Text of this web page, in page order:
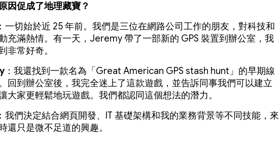
因促成了地理藏寶？
：一切始於近 25 年前。我們是三位在網路公司工作的朋友，對科技和
充滿熱情。有一天，Jeremy 帶了一部新的 GPS 裝置到辦公室，我
非常好奇。
：我還找到一款名為「Great American GPS stash hunt」的早期線
回到辦公室後，我完全迷上了這款遊戲，並告訴同事我們可以建立
大家更輕鬆地玩遊戲。我們都認同這個想法的潛力。
：我們決定結合網頁開發、IT 基礎架構和我的業務背景等不同技能，來
還只是微不足道的興趣。